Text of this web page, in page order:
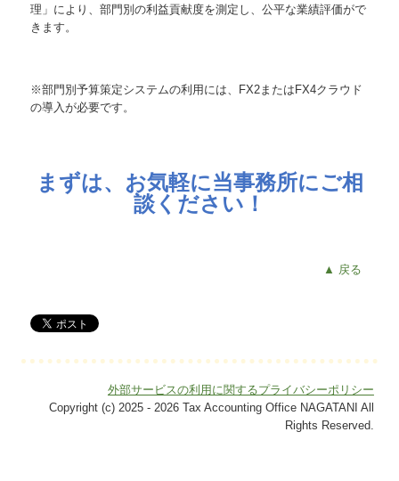
理」により、部門別の利益貢献度を測定し、公平な業績評価がで
きます。
※部門別予算策定システムの利用には、FX2またはFX4クラウド
の導入が必要です。
まずは、お気軽に当事務所にご相
談ください！
▲ 戻る
外部サービスの利用に関するプライバシーポリシー
Copyright (c) 2025 - 2026 Tax Accounting Office NAGATANI All
Rights Reserved.